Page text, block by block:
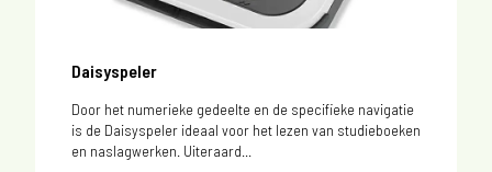
Daisyspeler
Door het numerieke gedeelte en de specifieke navigatie
is de Daisyspeler ideaal voor het lezen van studieboeken
en naslagwerken. Uiteraard...